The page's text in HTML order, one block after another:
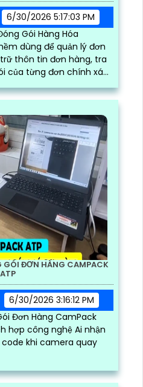
6/30/2026 5:17:03 PM
Gói Hàng Hóa
dùng để quản lý đơn
thôn tin đơn hàng, tra
của từng đơn chính xác
GÓI ĐƠN HÀNG CAMPACK
ATP
6/30/2026 3:16:12 PM
Đơn Hàng CamPack
hợp công nghệ Ai nhận
khi camera quay